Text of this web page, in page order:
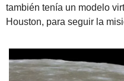
también tenía un modelo
Houston, para seguir la